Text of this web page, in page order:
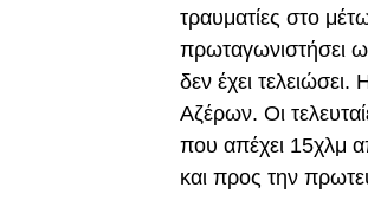
τραυματίες στο
πρωταγωνιστήσει
δεν έχει
Αζέρων. Οι
που απέχει 15χλμ
και προς την